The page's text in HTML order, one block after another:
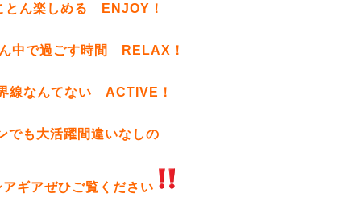
とん楽しめる ENJOY！
中で過ごす時間 RELAX！
線なんてない ACTIVE！
でも大活躍間違いなしの
ギアぜひご覧ください